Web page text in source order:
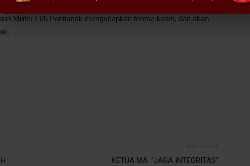
Militer I-05 Pontianak mengucapkan terima kasih, dan akan
KETUA MA: “JAGA INTEGRITAS”